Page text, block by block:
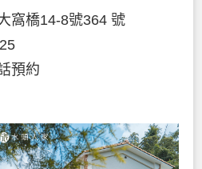
窩橋14-8號364 號
預約